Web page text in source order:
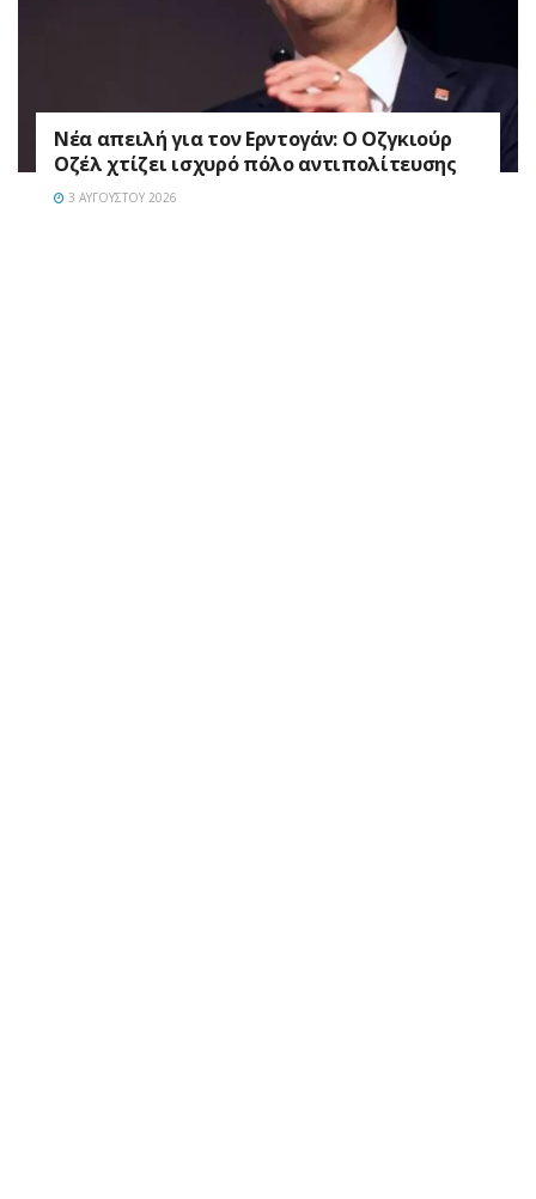
Νέα απειλή για τον Ερντογάν: Ο Οζγκιούρ
Οζέλ χτίζει ισχυρό πόλο αντιπολίτευσης
3 ΑΥΓΟΎΣΤΟΥ 2026